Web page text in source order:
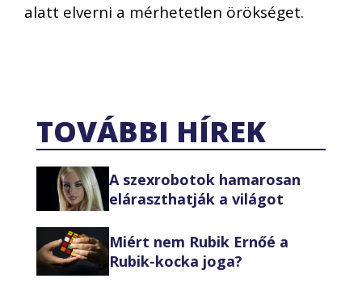
alatt elverni a mérhetetlen örökséget.
TOVÁBBI HÍREK
A szexrobotok hamarosan
eláraszthatják a világot
Miért nem Rubik Ernőé a
Rubik-kocka joga?